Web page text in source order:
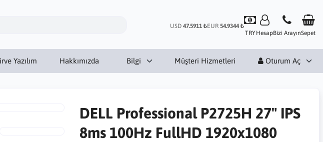
USD 47.5911 ₺EUR 54.9344 ₺
TRYHesapBizi ArayınSepet
Yazılım Hakkımızda Bilgi Müşteri Hizmetleri Oturum Aç
DELL Professional P2725H 27" IPS
8ms 100Hz FullHD 1920x1080